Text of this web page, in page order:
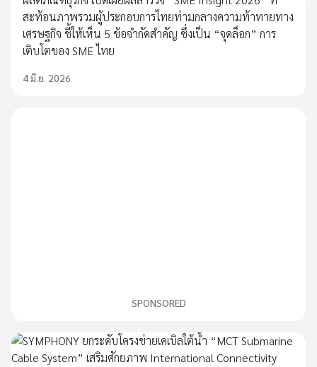
สะท้อนภาพรวมผู้ประกอบการไทยท่ามกลางความท้าทายทาง
เศรษฐกิจ ชี้ให้เห็น 5 ข้อจำกัดสำคัญ ซึ่งเป็น “จุดล็อก” การ
เติบโตของ SME ไทย
4 มิ.ย. 2026
SPONSORED